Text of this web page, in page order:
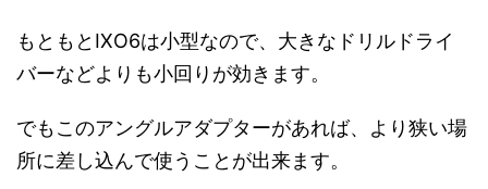
もともとIXO6は小型なので、大きなドリルドライ
バーなどよりも小回りが効きます。
でもこのアングルアダプターがあれば、より狭い場
所に差し込んで使うことが出来ます。